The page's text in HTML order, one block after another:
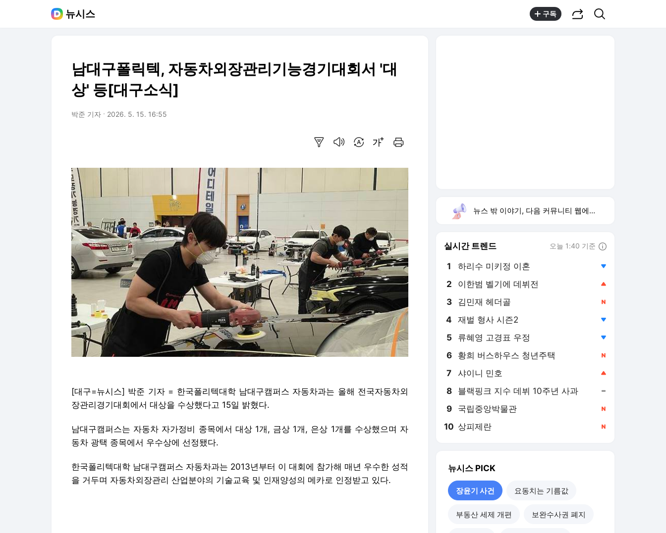
뉴시스 구독
남대구폴릭텍, 자동차외장관리기능경기대회서 '대
상' 등[대구소식]
박준 기자 2026. 5. 15. 16:55
[대구=뉴시스] 박준 기자 = 한국폴리텍대학 남대구캠퍼스 자동차과는 올해 전국자동차외
장관리경기대회에서 대상을 수상했다고 15일 밝혔다.
남대구캠퍼스는 자동차 자가정비 종목에서 대상 1개, 금상 1개, 은상 1개를 수상했으며 자
동차 광택 종목에서 우수상에 선정됐다.
한국폴리텍대학 남대구캠퍼스 자동차과는 2013년부터 이 대회에 참가해 매년 우수한 성적
을 거두며 자동차외장관리 산업분야의 기술교육 및 인재양성의 메카로 인정받고 있다.
뉴스 밖 이야기, 다음 커뮤니티 웹에서 보기
실시간 트렌드 오늘 1:40 기준
1 하리수 미키정 이혼
3 김민재 헤더골
4 재벌 형사 시즌2
5 류혜영 고경표 우정
6 황희 버스하우스 청년주택
7 샤이니 민호
8 블랙핑크 지수 데뷔 10주년 사과
9 국립중앙박물관
10 상피제란
뉴시스 PICK
장윤기 사건 요동치는 기름값
부동산 세제 개편 보완수사권 폐지